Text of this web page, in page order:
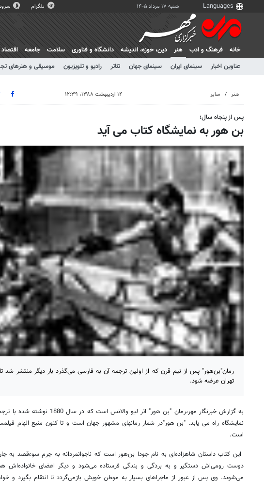
شنبه ۱۷ مرداد ۱۴۰۵ تلگرام
خانه فرهنگ و ادب
هنر
عناوین اخبار
سینمای ایران سینمای جهان تئاتر رادیو و تلویزیون موسیقی و هنرهای
دين، حوزه، انديشه دانشگاه و فناوری سلامت جامعه اقتصاد
هنر سایر ۱۴ اردیبهشت ۱۳۸۸، ۱۲:۳۹
پس از پنجاه سال؛
بن هور به نمایشگاه کتاب می آید
رمان"بن‌هور" پس از نیم قرن که از اولین ترجمه آن به فارسی می‌گذرد‌ بار دیگر منتشر شد
تهران عرضه شود.
به گزارش خبرنگار مهر،رمان "بن هور" اثر لیو
نمایشگاه راه می یابد. "بن هور"در شمار رمانهای مشهور جهان است و تا کنون منبع الهام
‌است.
این کتاب داستان شاهزاده‌ای به نام جودا بن‌هور است که ناجوانمردانه به جرم سوءقصد به
دوست رومی‌اش دستگیر و به بردگی و بندگی فرستاده می‌شود و دیگر اعضای خانواده‌اش
می‌شوند. وی پس از عبور از ماجراهای بسیار به موطن خویش بازمی‌گردد تا انتقام بگیرد و